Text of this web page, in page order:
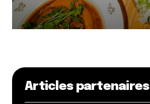
Articles partenaires